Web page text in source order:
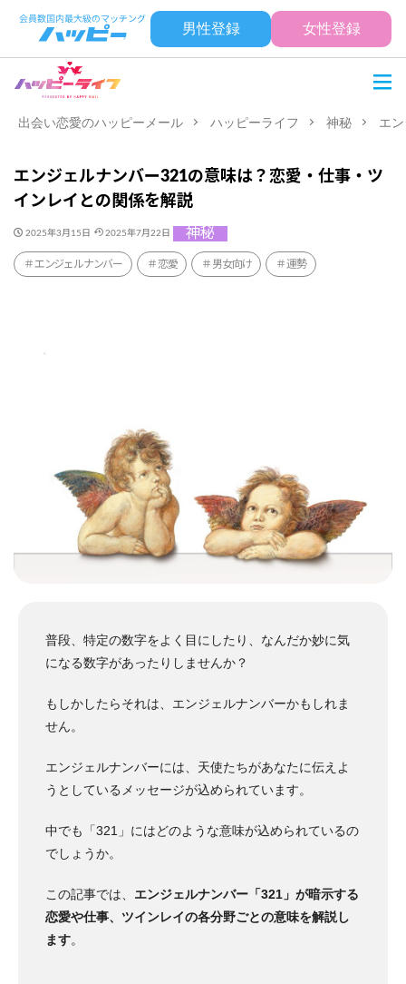
男性登録 女性登録
出会い恋愛のハッピーメール ハッピーライフ 神秘 エ
エンジェルナンバー321の意味は？恋愛・仕事・ツ
インレイとの関係を解説
2025年3月15日 2025年7月22日 神秘
エンジェルナンバー 恋愛 男女向け 運勢
普段、特定の数字をよく目にしたり、なんだか妙に気
になる数字があったりしませんか？
もしかしたらそれは、エンジェルナンバーかもしれま
せん。
エンジェルナンバーには、天使たちがあなたに伝えよ
うとしているメッセージが込められています。
中でも「321」にはどのような意味が込められているの
でしょうか。
この記事では、 エンジェルナンバー「321」が暗示する
恋愛や仕事、ツインレイの各分野ごとの意味を解説し
ます。